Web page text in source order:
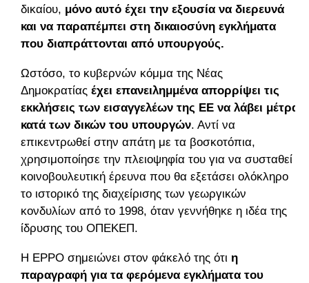
δικαίου, μόνο αυτό έχει την εξουσία να διερευνά
και να παραπέμπει στη δικαιοσύνη εγκλήματα
που διαπράττονται από υπουργούς.
Ωστόσο, το κυβερνών κόμμα της Νέας
Δημοκρατίας έχει επανειλημμένα απορρίψει τις
εκκλήσεις των εισαγγελέων της ΕΕ να λάβει μέτρα
κατά των δικών του υπουργών. Αντί να
επικεντρωθεί στην απάτη με τα βοσκοτόπια,
χρησιμοποίησε την πλειοψηφία του για να συσταθεί
κοινοβουλευτική έρευνα που θα εξετάσει ολόκληρο
το ιστορικό της διαχείρισης των γεωργικών
κονδυλίων από το 1998, όταν γεννήθηκε η ιδέα της
ίδρυσης του ΟΠΕΚΕΠ.
Η EPPO σημειώνει στον φάκελό της ότι η
παραγραφή για τα φερόμενα εγκλήματα του